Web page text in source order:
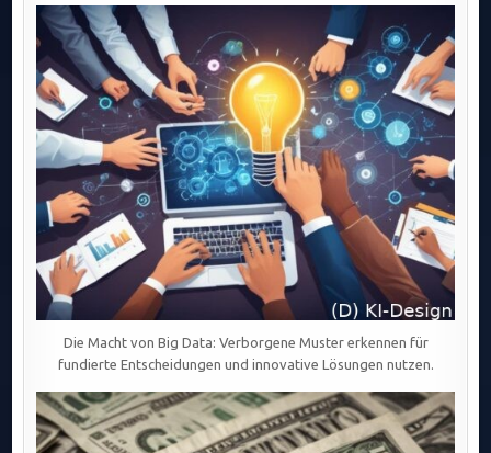
Die Macht von Big Data: Verborgene Muster erkennen für
fundierte Entscheidungen und innovative Lösungen nutzen.